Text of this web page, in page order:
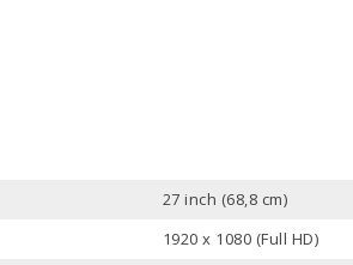
27 inch (68,8 cm)
1920 x 1080 (Full HD)